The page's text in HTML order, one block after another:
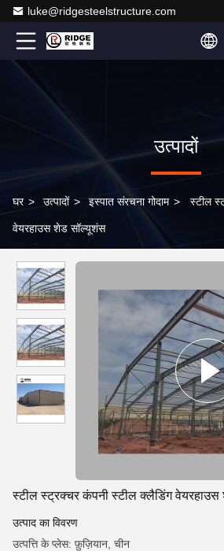
luke@ridgesteelstructure.com
उत्पादों
घर > उत्पादों > इस्पात संरचना गोदाम > स्टील
वेयरहाउस शेड सॉल्यूशंस
स्टील स्ट्रक्चर कंपनी स्टील क्लैडिंग
उत्पाद का विवरण
उत्पत्ति के प्लेस: फ़ुज़ियान, चीन